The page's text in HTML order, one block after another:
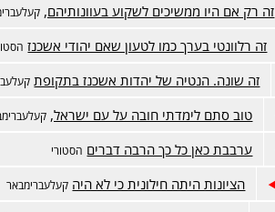
זה רק אם היו ממשיכים לשקוע בעוונותיהם,
זה רלוונטי בערך כמו לטעון שאם יהודי אשכנז
זה שונה. הנטיה של יהדות אשכנז בתקופת
טוב סתם לימדתי חובה על עם ישראל,
ערבבת כאן כל כך הרבה דברים הסטורי
הציונות היתה חילונית כי לא היה קעלעברימבאר